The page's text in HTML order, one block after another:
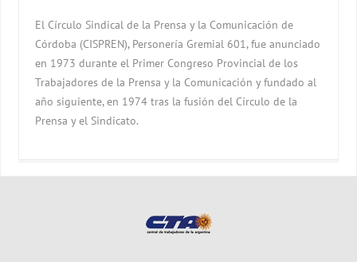
El Círculo Sindical de la Prensa y la Comunicación de
Córdoba (CISPREN), Personería Gremial 601, fue anunciado
en 1973 durante el Primer Congreso Provincial de los
Trabajadores de la Prensa y la Comunicación y fundado al
año siguiente, en 1974 tras la fusión del Círculo de la
Prensa y el Sindicato.